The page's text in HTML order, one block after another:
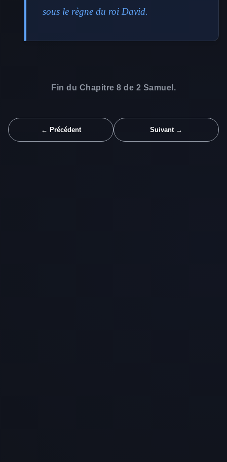
sous le règne du roi David.
Fin du Chapitre 8 de 2 Samuel.
← Précédent Suivant →